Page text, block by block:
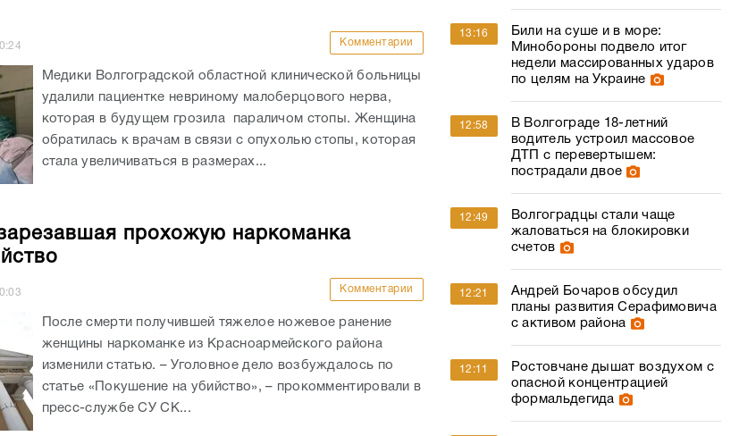
Комментарии
Медики Волгоградской областной клинической больницы
удалили пациентке невриному малоберцового нерва,
которая в будущем грозила параличом стопы. Женщина
обратилась к врачам в связи с опухолью стопы, которая
стала увеличиваться в размерах...
прохожую наркоманка
Комментарии
После смерти получившей тяжелое ножевое ранение
женщины наркоманке из Красноармейского района
изменили статью. – Уголовное дело возбуждалось по
статье «Покушение на убийство», – прокомментировали в
пресс-службе СУ СК...
13:16
Били на суше и в море:
Минобороны подвело итог
недели массированных ударов
по целям на Украине
12:58
В Волгограде 18-летний
водитель устроил массовое
ДТП с перевертышем:
пострадали двое
12:49
Волгоградцы стали чаще
жаловаться на блокировки
счетов
12:21
Андрей Бочаров обсудил
планы развития Серафимовича
с активом района
12:11
Ростовчане дышат воздухом с
опасной концентрацией
формальдегида